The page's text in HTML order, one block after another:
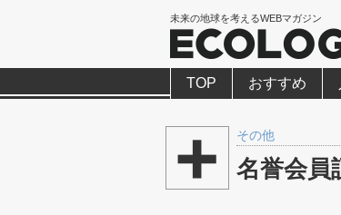
未来の地球を考えるWEBマガジン
TOP おすすめ
その他
名誉会員